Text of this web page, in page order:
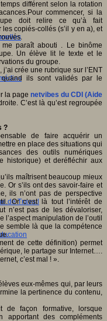
de Travail
différent selon la rotation
.Pour commencer,si la
doit relire ce qu’à fait
les copiés-collés (s’il y en a), et
paraît abouti . Le binôme
Un élève lit le texte et le
du groupe.
crée une rubrique sur l’ENT
quand ils sont validés par le
la page netvibes du CDI (Aide
C’est là qu’est regroupée
?
de
faire acquérir un
en place des situations qui
des outils numériques
historique) etderéfléchir aux
maîtrisent beaucoup mieux
Or s’ils ont des savoir-faire et
ils n’ont pas de perspective
Or c’est là tout l’intérêt de
n’est pas de les dévaloriser,
l’aspect manipulation de l’outil
semble là que lacompétence
de cette définition) permet
le partage sur Internet….
c’est mal ! ».
eux-mêmes qui, par leurs
la pertinence du contenu,
de façon formative, lorsque
apportant des compléments